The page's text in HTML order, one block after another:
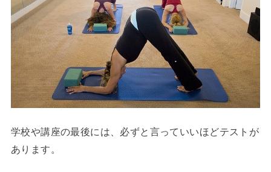
学校や講座の最後には、必ずと言っていいほどテストが
あります。